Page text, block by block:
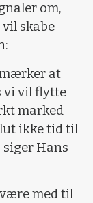
om,
skabe
at
vi vil flytte
marked
ikke tid til
Hans
med til